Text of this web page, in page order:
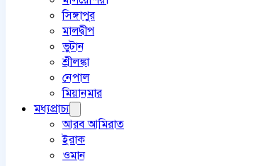
সিঙ্গাপুর
মালদ্বীপ
ভুটান
শ্রীলঙ্কা
নেপাল
মিয়ানমার
মধ্যপ্রাচ্য
আরব আমিরাত
ইরাক
ওমান